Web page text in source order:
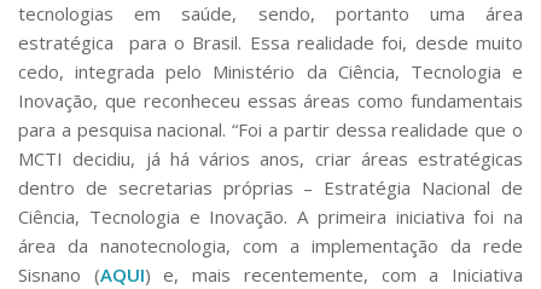
tecnologias em saúde, sendo, portanto uma área
estratégica para o Brasil. Essa realidade foi, desde muito
cedo, integrada pelo Ministério da Ciência, Tecnologia e
Inovação, que reconheceu essas áreas como fundamentais
para a pesquisa nacional. “Foi a partir dessa realidade que o
MCTI decidiu, já há vários anos, criar áreas estratégicas
dentro de secretarias próprias – Estratégia Nacional de
Ciência, Tecnologia e Inovação. A primeira iniciativa foi na
área da nanotecnologia, com a implementação da rede
Sisnano (AQUI) e, mais recentemente, com a Iniciativa